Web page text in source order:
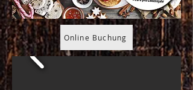
Online Buchung